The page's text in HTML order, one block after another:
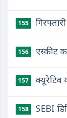
155
156 एस्कीट
157 क्यूरेटिव
158 SEBI